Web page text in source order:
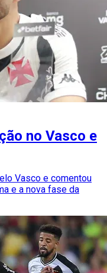
no Vasco e
Vasco e comentou
e a nova fase da